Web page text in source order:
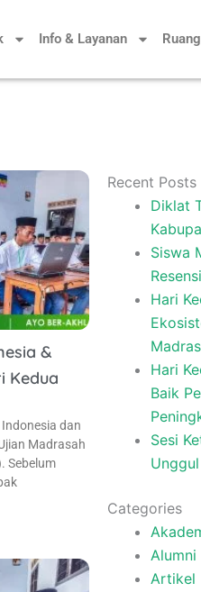
Info & Layanan
&
Kedua
dan
Madrasah
Sebelum
Recent Posts
Diklat
Siswa
Hari
Hari
Baik
Sesi
Unggul
Categories
Alumni
Artikel